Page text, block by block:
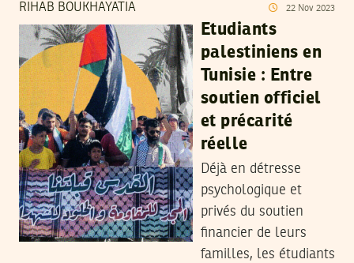
RIHAB BOUKHAYATIA 22 Nov 2023
Etudiants
palestiniens en
Tunisie : Entre
soutien officiel
et précarité
réelle
Déjà en détresse
psychologique et
privés du soutien
financier de leurs
familles, les étudiants